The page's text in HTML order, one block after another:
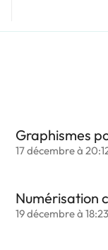
Graphismes
17 décembre à
Numérisation
19 décembre à 18:23